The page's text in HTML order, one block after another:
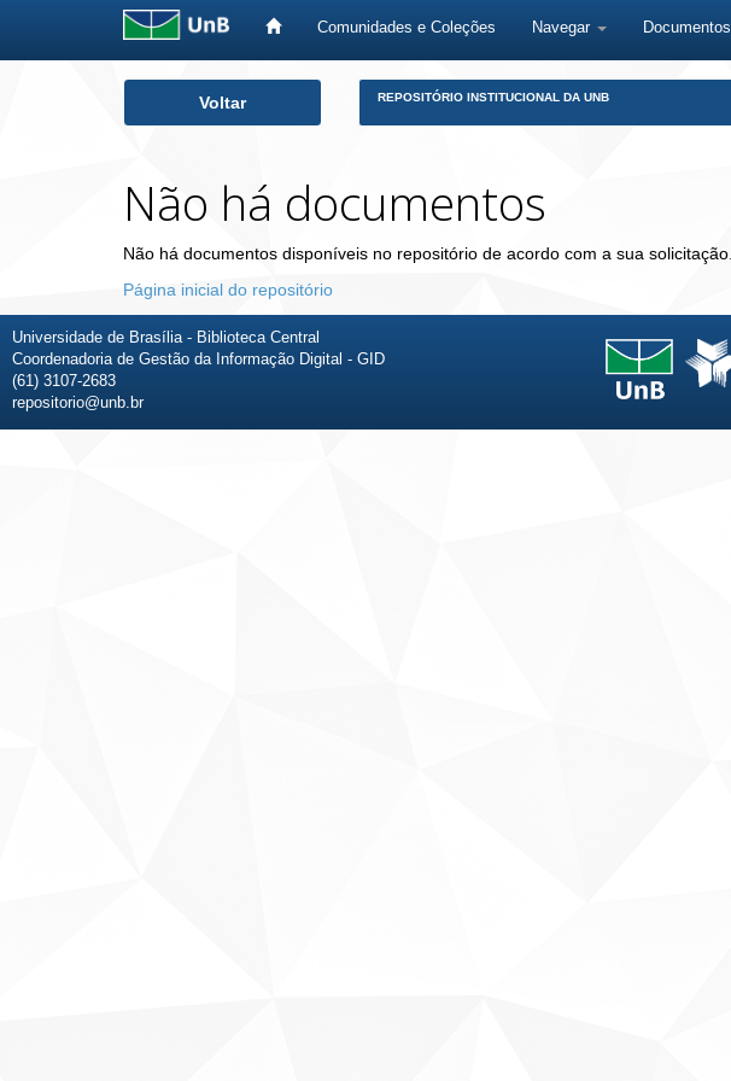
Comunidades e Coleções Navegar Documentos
Voltar REPOSITÓRIO INSTITUCIONAL DA UNB
Não há documentos
Não há documentos disponíveis no repositório de acordo com a sua solicitação.
Página inicial do repositório
Universidade de Brasília - Biblioteca Central
Coordenadoria de Gestão da Informação Digital - GID
(61) 3107-2683
repositorio@unb.br